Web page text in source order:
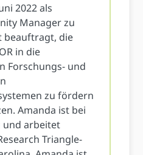
2022 als
Manager zu
beauftragt, die
in die
Forschungs- und
zu fördern
Amanda ist bei
und arbeitet
Triangle-